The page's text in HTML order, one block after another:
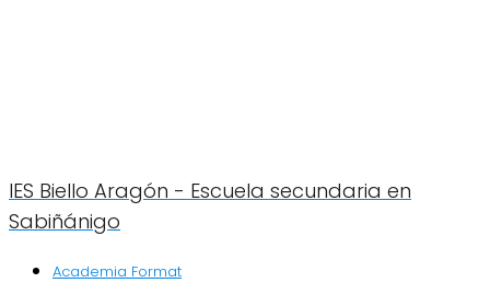
IES Biello Aragón - Escuela secundaria en
Sabiñánigo
Academia Format